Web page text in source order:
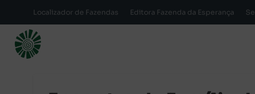
Localizador de Fazendas Editora Fazenda da Esperança